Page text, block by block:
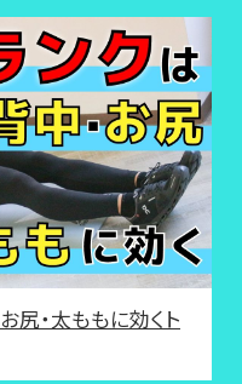
尻・太ももに効くト